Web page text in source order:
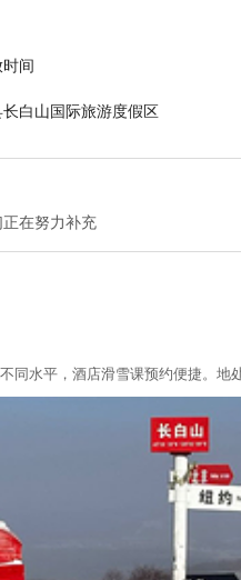
间
白山国际旅游度假区
在努力补充
同水平，酒店滑雪课预约便捷。